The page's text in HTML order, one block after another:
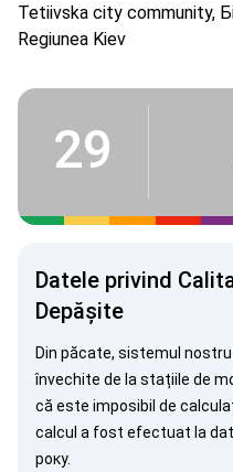
Tetiivska city community,
Regiunea Kiev
29
Datele privind
Depășite
Din păcate, sistemul
învechite de la stațiile de
că este imposibil de
calcul a fost efectuat la
року.